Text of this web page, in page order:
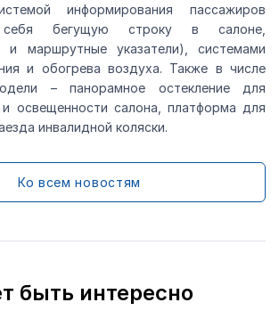
информирования пассажиров
бегущую строку в салоне,
и маршрутные указатели), системами
и обогрева воздуха. Также в числе
– панорамное остекление для
освещенности салона, платформа для
инвалидной коляски.
Ко всем новостям
быть интересно